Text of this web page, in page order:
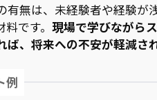
有無は、未経験者や経験が
です。 現場で学びながら
ば、将来への不安が軽減さ
例